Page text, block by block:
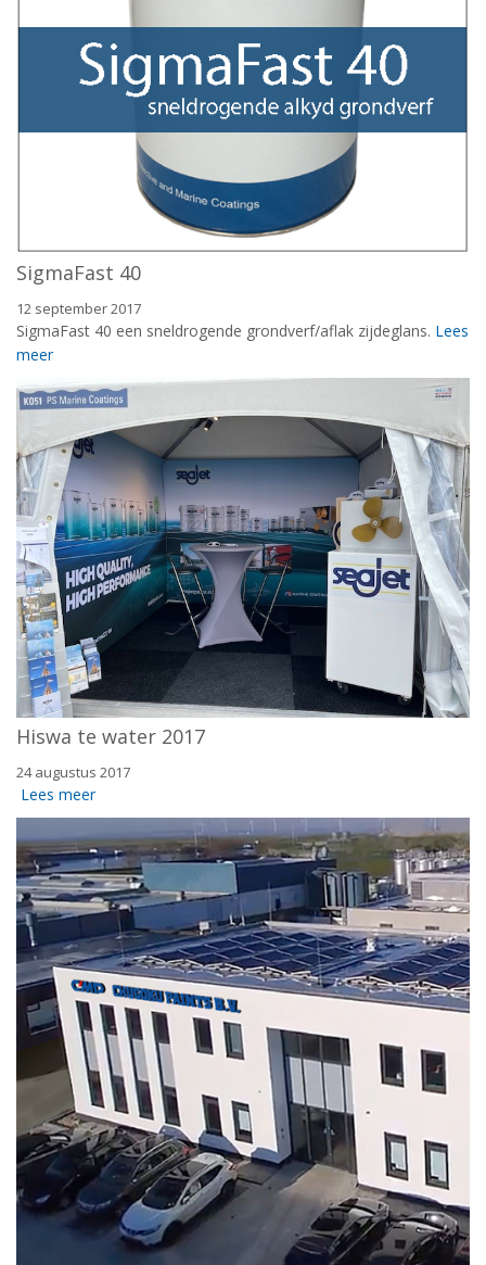
SigmaFast 40
12 september 2017
SigmaFast 40 een sneldrogende grondverf/aflak zijdeglans. Lees
meer
Hiswa te water 2017
24 augustus 2017
Lees meer